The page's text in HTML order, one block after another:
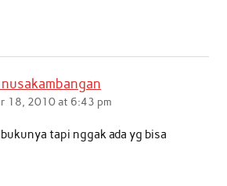
18, 2010 at 6:43 pm
tapi nggak ada yg bisa